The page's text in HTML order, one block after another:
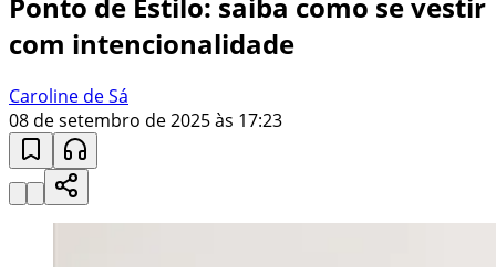
com intencionalidade
Caroline de Sá
08 de setembro de 2025 às 17:23